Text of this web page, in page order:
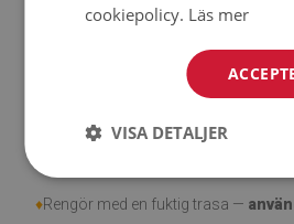
grund av tidens gång (t.ex. nötning)
♦Rengör med en fuktig trasa —
cookiepolicy. Läs mer
VISA DETALJER